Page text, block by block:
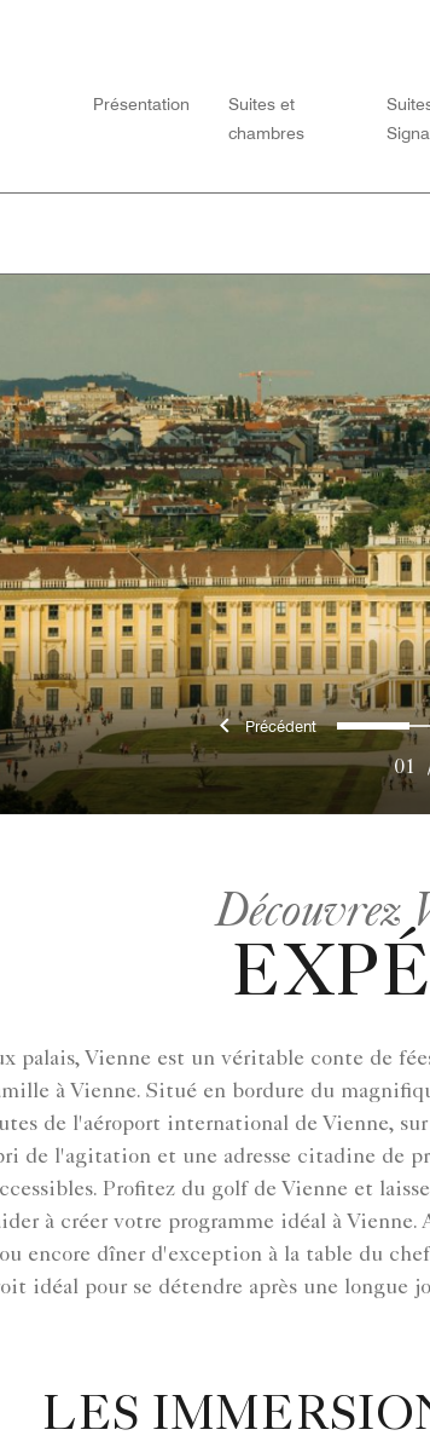
Présentation
Suites et
chambres
Précédent
0
01
Découvrez
palais, Vienne est un véritable conte de
à Vienne. Situé en bordure du
de l'aéroport international de Vienne,
de l'agitation et une adresse citadine de
Profitez du golf de Vienne et
à créer votre programme idéal à
encore dîner d'exception à la table du
idéal pour se détendre après une longue
LES